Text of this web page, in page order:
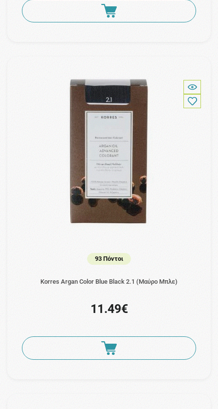
93 Πόντοι
Korres Argan Color Blue Black 2.1 (Μαύρο Μπλε)
11.49€